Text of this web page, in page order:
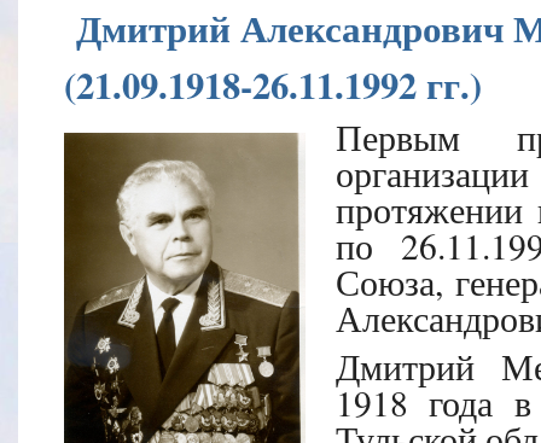
Дмитрий Александрович
(21.09.1918-26.11.1992 гг.)
Первым
протяжении
по
Союза,
Дмитрий
1918 года